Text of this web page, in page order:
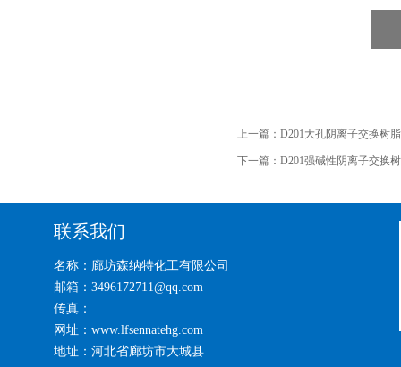
上一篇： D201大孔阴离子交换树
下一篇： D201强碱性阴离子交换
联系我们
名称：廊坊森纳特化工有限公司
邮箱：3496172711@qq.com
传真：
网址：www.lfsennatehg.com
地址：河北省廊坊市大城县